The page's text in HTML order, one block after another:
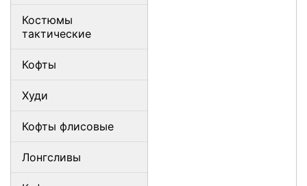
Костюмы
тактические
Кофты
Худи
Кофты флисовые
Лонгсливы